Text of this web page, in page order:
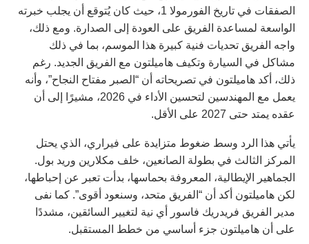
الصفقات في تاريخ الفورمولا 1، حيث كان يُتوقع أن يجلب خبرته
الواسعة لمساعدة الفريق على العودة إلى الصدارة. ومع ذلك،
واجه الفريق تحديات فنية كبيرة هذا الموسم، بما في ذلك
مشاكل في السيارة وتكيف هاميلتون مع الفريق الجديد. رغم
ذلك، أكد هاميلتون في تصريحاته أن “الصبر مفتاح النجاح”، وأنه
يعمل مع المهندسين لتحسين الأداء في 2026، مشيرًا إلى أن
عقده يمتد حتى 2027 على الأقل.
يأتي هذا الرد وسط ضغوط متزايدة على فيراري، الذي يحتل
المركز الثالث في بطولة الصانعين، خلف مكلارين وريد بول.
الجماهير الإيطالية، المعروفة بحماسها، بدأت تعبر عن إحباطها،
لكن هاميلتون أكد أن “الفريق متحد، وسنعود أقوى”. كما نفى
مدير الفريق فريدريك فاسور أي نية لتغيير السائقين، مشددًا
على أن هاميلتون جزء أساسي من خطط المستقبل.